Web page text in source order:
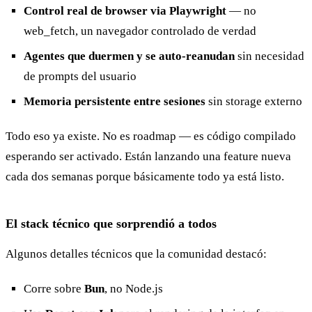
Control real de browser via Playwright— no
web_fetch, un navegador controlado de verdad
Agentes que duermen y se auto-reanudansin necesidad
de prompts del usuario
Memoria persistente entre sesionessin storage externo
Todo eso ya existe. No es roadmap — es código compilado
esperando ser activado. Están lanzando una feature nueva
cada dos semanas porque básicamente todo ya está listo.
El stack técnico que sorprendió a todos
Algunos detalles técnicos que la comunidad destacó:
Corre sobre Bun, no Node.js